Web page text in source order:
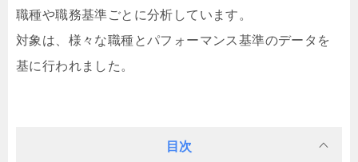
職種や職務基準ごとに分析しています。
対象は、様々な職種とパフォーマンス基準のデータを
基に行われました。
目次